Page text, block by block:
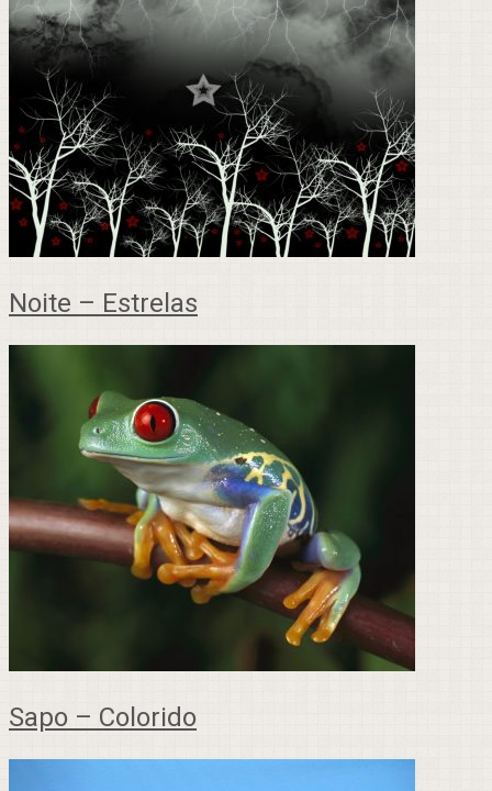
Noite – Estrelas
Sapo – Colorido